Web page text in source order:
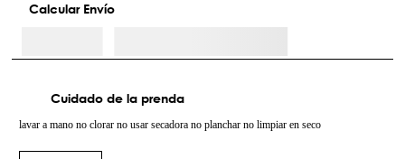
Calcular Envío
Cuidado de la prenda
lavar a mano no clorar no usar secadora no planchar no limpiar en seco